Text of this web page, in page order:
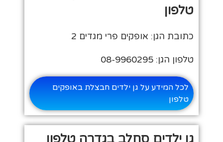
טלפון
כתובת הגן: אופקים פרי מגדים 2
טלפון הגן: 08-9960295
לכל המידע על גן ילדים חבצלת באופקים
טלפון
גן ילדים סחלב בגדרה טלפון